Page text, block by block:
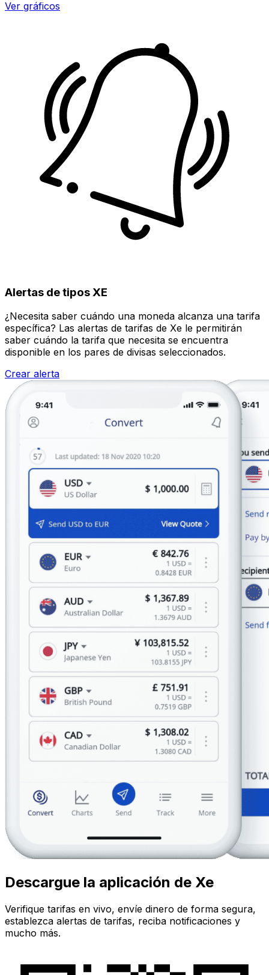
Ver gráficos
Alertas de tipos XE
¿Necesita saber cuándo una moneda alcanza una tarifa
específica? Las alertas de tarifas de Xe le permitirán
saber cuándo la tarifa que necesita se encuentra
disponible en los pares de divisas seleccionados.
Crear alerta
Descargue la aplicación de Xe
Verifique tarifas en vivo, envíe dinero de forma segura,
establezca alertas de tarifas, reciba notificaciones y
mucho más.